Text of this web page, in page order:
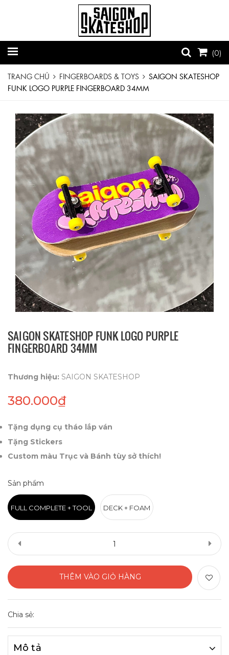
(0)
TRANG CHỦ FINGERBOARDS & TOYS
SAIGON SKATESHOP
FUNK LOGO PURPLE FINGERBOARD 34MM
SAIGON SKATESHOP FUNK LOGO PURPLE
FINGERBOARD 34MM
Thương hiệu: SAIGON SKATESHOP
380.000₫
Tặng dụng cụ tháo lắp ván
Tặng Stickers
Custom màu Trục và Bánh tùy sở thích!
Sản phẩm
FULL COMPLETE + TOOL DECK + FOAM
THÊM VÀO GIỎ HÀNG
Chia sẻ:
Mô tả